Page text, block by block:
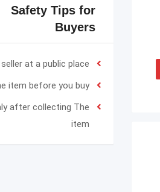
Safety Tips for
Buyers
at a public place
item before you buy
after collecting The
item